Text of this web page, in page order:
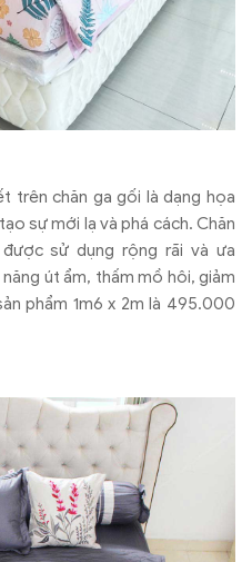
trên chăn ga gối là dạng họa
sự mới lạ và phá cách. Chăn
sử dụng rộng rãi và ưa
út ẩm, thấm mồ hôi, giảm
phẩm 1m6 x 2m là 495.000